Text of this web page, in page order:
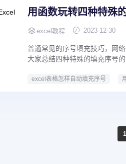
用函数玩转四种特殊
excel教程 2023-12-30
普通常见的序号填充技巧，网
大家总结四种特殊的填充序号
excel表格怎样自动填充序号
1